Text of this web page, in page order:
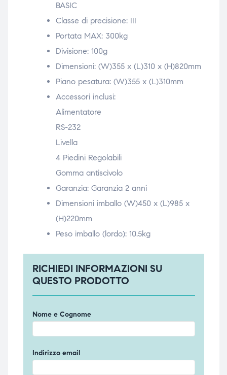
BASIC
Classe di precisione: III
Portata MAX: 300kg
Divisione: 100g
Dimensioni: (W)355 x (L)310 x (H)820mm
Piano pesatura: (W)355 x (L)310mm
Accessori inclusi:
Alimentatore
RS-232
Livella
4 Piedini Regolabili
Gomma antiscivolo
Garanzia: Garanzia 2 anni
Dimensioni imballo (W)450 x (L)985 x
(H)220mm
Peso imballo (lordo): 10.5kg
RICHIEDI INFORMAZIONI SU
QUESTO PRODOTTO
Nome e Cognome
Indirizzo email